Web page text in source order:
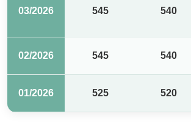
03/2026 545 540
02/2026 545 540
01/2026 525 520